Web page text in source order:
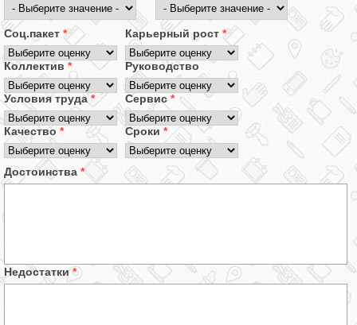
Соц.пакет * Карьерный рост *
Коллектив * Руководство
Условия труда * Сервис *
Качество * Сроки *
Достоинства *
Недостатки*